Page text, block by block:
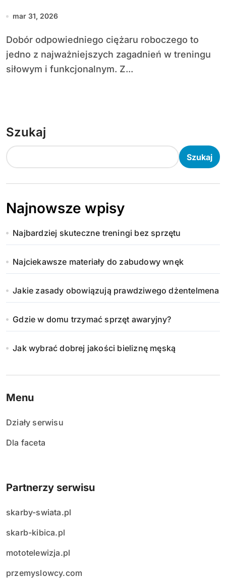
mar 31, 2026
Dobór odpowiedniego ciężaru roboczego to
jedno z najważniejszych zagadnień w treningu
siłowym i funkcjonalnym. Z...
Szukaj
Szukaj
Najnowsze wpisy
Najbardziej skuteczne treningi bez sprzętu
Najciekawsze materiały do zabudowy wnęk
Jakie zasady obowiązują prawdziwego dżentelmena
Gdzie w domu trzymać sprzęt awaryjny?
Jak wybrać dobrej jakości bieliznę męską
Menu
Działy serwisu
Dla faceta
Partnerzy serwisu
skarby-swiata.pl
skarb-kibica.pl
mototelewizja.pl
przemyslowcy.com